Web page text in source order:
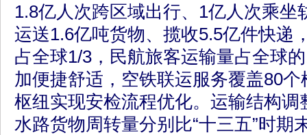
1.8亿人次跨区域出行、1亿人次乘坐
运送1.6亿吨货物、揽收5.5亿件快递
占全球1/3，民航旅客运输量占全球
加便捷舒适，空铁联运服务覆盖80
枢纽实现安检流程优化。运输结构调
水路货物周转量分别比“十三五”时期